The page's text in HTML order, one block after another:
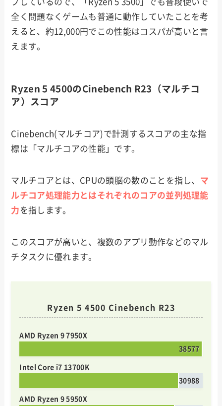
プしているので、「Ryzen 5 3500」でも普段使いで
全く問題なくゲームも普通に動作していたことを考
えると、約12,000円でこの性能はコスパが高いと言
えます。
Ryzen 5 4500のCinebench R23（マルチコ
ア）スコア
Cinebench(マルチコア)で計測するスコアの主な指
標は「マルチコアの性能」です。
マルチコアとは、CPUの頭脳の数のことを指し、 マ
ルチコア処理能力とはそれぞれのコアの並列処理能
力 を指します。
このスコアが高いと、複数のアプリ動作などのマル
チタスクに優れます。
Ryzen 5 4500 Cinebench R23
AMD Ryzen 9 7950X
38577
Intel Core i7 13700K
30988
AMD Ryzen 9 5950X